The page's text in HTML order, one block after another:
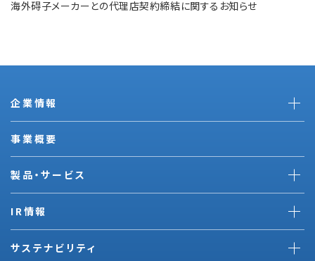
海外碍子メーカーとの代理店契約締結に関するお知らせ
企業情報
事業概要
製品・サービス
IR情報
サステナビリティ